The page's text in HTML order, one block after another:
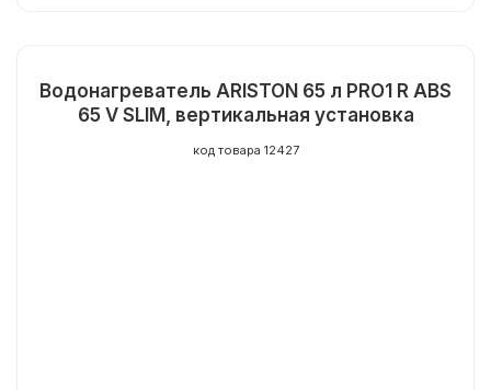
Водонагреватель ARISTON 65 л PRO1 R ABS
65 V SLIM, вертикальная установка
код товара 12427